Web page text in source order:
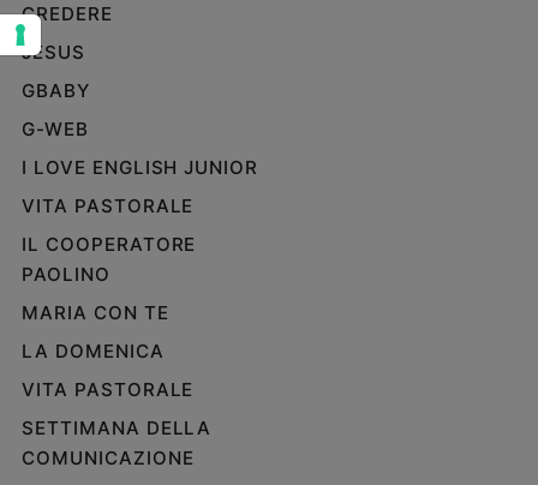
Cinema,
Tv
e
Libri
Musica
Arte
Famiglia
ed
e
figli
Nonni
Coppia
CREDERE
JESUS
GBABY
G-WEB
I LOVE ENGLISH JUNIOR
VITA PASTORALE
IL COOPERATORE
PAOLINO
MARIA CON TE
LA DOMENICA
VITA PASTORALE
SETTIMANA DELLA
COMUNICAZIONE